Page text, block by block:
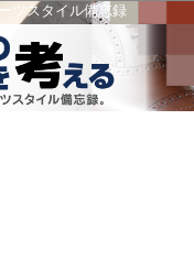
ツスタイル備忘録